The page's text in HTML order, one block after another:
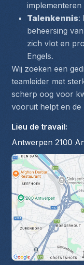
Talenkennis:
beheersing
zich vlot en
Engels.
Wij zoeken een
teamleider met
scherp oog voor
vooruit helpt en de
Lieu de travail:
Antwerpen 2100